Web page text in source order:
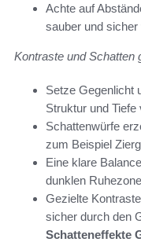
Achte auf
sauber und sicher
Kontraste und Schatten
Setze Gegenlicht
Struktur und
Schattenwürfe
zum Beispiel
Eine klare
dunklen
Gezielte
sicher durch den
Schatteneffekte